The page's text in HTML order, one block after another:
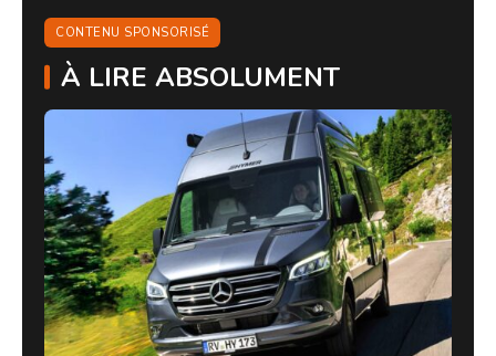
CONTENU SPONSORISÉ
À LIRE ABSOLUMENT